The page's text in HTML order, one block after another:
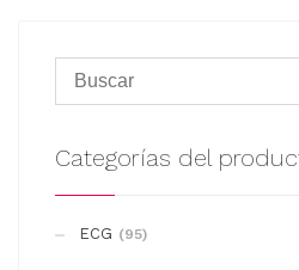
Categorías del
ECG (95)